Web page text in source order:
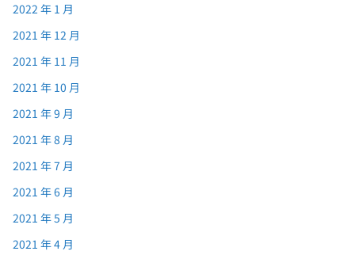
2022 年 1 月
2021 年 12 月
2021 年 11 月
2021 年 10 月
2021 年 9 月
2021 年 8 月
2021 年 7 月
2021 年 6 月
2021 年 5 月
2021 年 4 月